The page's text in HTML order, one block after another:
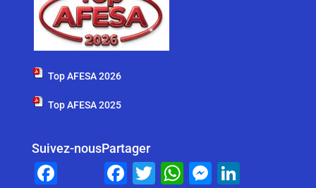
Top AFESA 2026
Top AFESA 2025
Suivez-nousPartager
F
T W
M